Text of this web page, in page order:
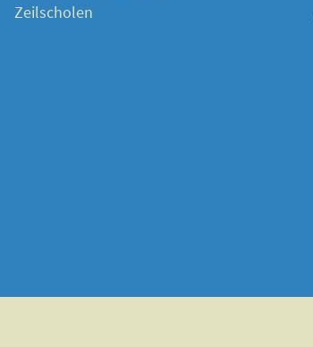
Zeilscholen